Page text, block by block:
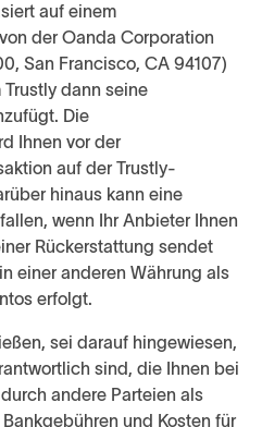
auf einem
der Oanda Corporation
San Francisco, CA 94107)
dann seine
Die
Ihnen vor der
auf der Trustly-
hinaus kann eine
wenn Ihr Anbieter Ihnen
Rückerstattung sendet
einer anderen Währung als
erfolgt.
sei darauf hingewiesen,
sind, die Ihnen bei
andere Parteien als
und Kosten für